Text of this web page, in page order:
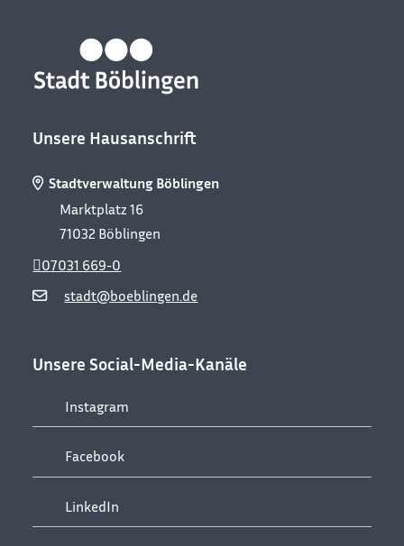
Unsere Hausanschrift
Stadtverwaltung Böblingen
Marktplatz 16
71032 Böblingen
stadt@boeblingen.de
07031 669-0
Unsere Social-Media-Kanäle
Instagram
Facebook
LinkedIn